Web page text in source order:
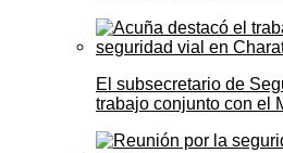
El subsecretario de
trabajo conjunto con el